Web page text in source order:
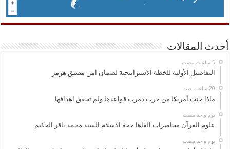
أحدث المقالات
التفاصيل الأولية للخطة الاستراتيجية لضمان امن مضيق هرمز
ماذا جنت أمريكا من حرب دمرت قواعدها ولم تحقق اهدافها
‏يوم واحد مضت
علوم القرآن محاضرات القاها حجة الاسلام السيد محمد باقر الحكيم
‏يوم واحد مضت